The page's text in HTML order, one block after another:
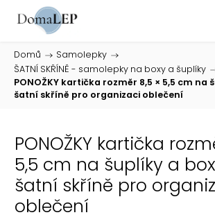
Domů / Samolepky /
ŠATNÍ SKŘÍNĚ - samolepky na boxy a šuplíky /
PONOŽKY kartička rozměr 8,5 × 5,5 cm na
šatní skříně pro organizaci oblečení
PONOŽKY kartička
5,5 cm na šuplíky a
šatní skříně pro
oblečení